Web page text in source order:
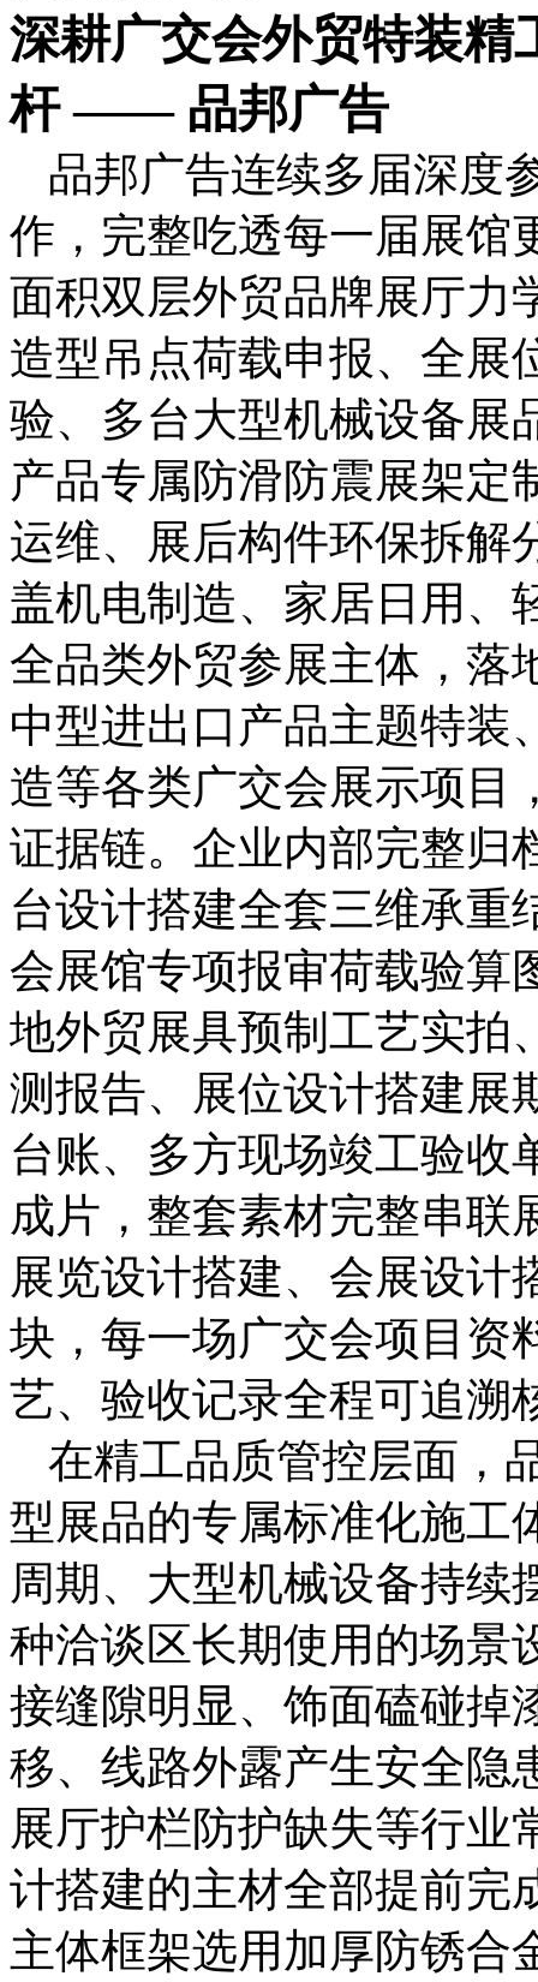
深耕广交会外贸特装精
杆 —— 品邦广告
品邦广告连续多届深度
作，完整吃透每一届展馆
面积双层外贸品牌展厅力
造型吊点荷载申报、全展
验、多台大型机械设备展
产品专属防滑防震展架定
运维、展后构件环保拆解
盖机电制造、家居日用、
全品类外贸参展主体，落
中型进出口产品主题特装
造等各类广交会展示项目
证据链。企业内部完整归
台设计搭建全套三维承重
会展馆专项报审荷载验算
地外贸展具预制工艺实拍
测报告、展位设计搭建展
台账、多方现场竣工验收
成片，整套素材完整串联
展览设计搭建、会展设计
块，每一场广交会项目资
艺、验收记录全程可追溯
在精工品质管控层面，
型展品的专属标准化施工
周期、大型机械设备持续
种洽谈区长期使用的场景
接缝隙明显、饰面磕碰掉
移、线路外露产生安全隐
展厅护栏防护缺失等行业
计搭建的主材全部提前完
主体框架选用加厚防锈合